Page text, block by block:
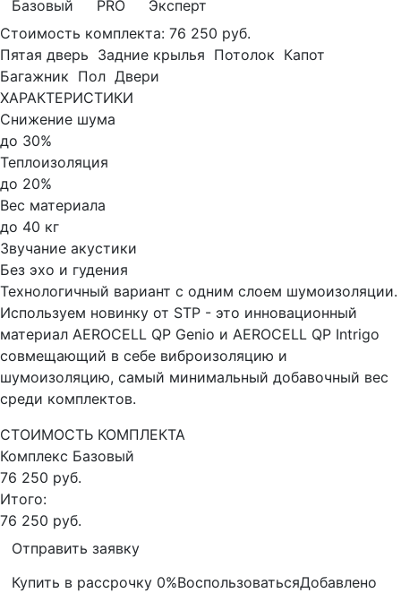
Базовый PRO
Эксперт
Стоимость комплекта: 76 250 руб.
Пятая дверь Задние крылья Потолок Капот
Багажник Пол Двери
ХАРАКТЕРИСТИКИ
Снижение шума
до 30%
Теплоизоляция
до 20%
Вес материала
до 40 кг
Звучание акустики
Без эхо и гудения
Технологичный вариант с одним слоем шумоизоляции.
Используем новинку от STP - это инновационный
материал AEROCELL QP Genio и AEROCELL QP Intrigo
совмещающий в себе виброизоляцию и
шумоизоляцию, самый минимальный добавочный вес
среди комплектов.
СТОИМОСТЬ КОМПЛЕКТА
Комплекс Базовый
76 250 руб.
Итого:
76 250 руб.
Отправить заявку
Купить в рассрочку 0%ВоспользоватьсяДобавлено